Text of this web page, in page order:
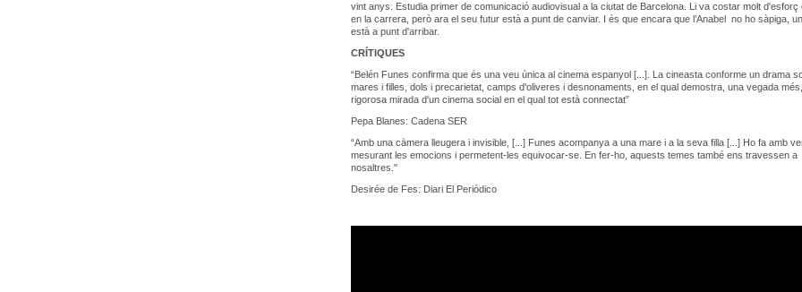
vint anys. Estudia primer de comunicació audiovisual a la ciutat de Barcelona. Li va costar molt d'esforç
en la carrera, però ara el seu futur està a punt de canviar. I és que encara que l’Anabel no ho sàpiga,
està a punt d'arribar.
CRÍTIQUES
“Belén Funes confirma que és una veu única al cinema espanyol [...]. La cineasta conforme un drama
mares i filles, dols i precarietat, camps d'oliveres i desnonaments, en el qual demostra, una vegada
rigorosa mirada d'un cinema social en el qual tot està connectat”
Pepa Blanes: Cadena SER
“Amb una càmera lleugera i invisible, [...] Funes acompanya a una mare i a la seva filla [...] Ho fa amb
mesurant les emocions i permetent-les equivocar-se. En fer-ho, aquests temes també ens travessen a
nosaltres."
Desirée de Fes: Diari El Periódico